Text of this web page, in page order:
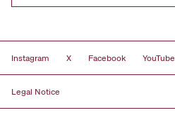
Instagram X Facebook YouTube
Legal Notice